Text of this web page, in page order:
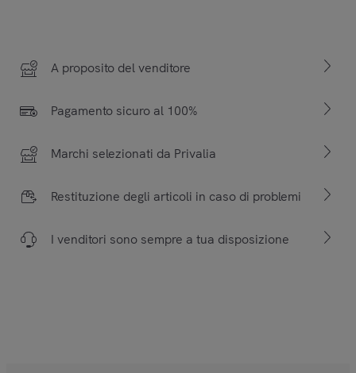
A proposito del venditore
Pagamento sicuro al 100%
Marchi selezionati da Privalia
Restituzione degli articoli in caso di problemi
I venditori sono sempre a tua disposizione